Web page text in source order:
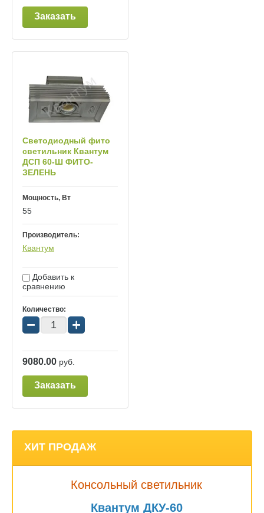
Заказать
Светодиодный фито
светильник Квантум
ДСП 60-Ш ФИТО-
ЗЕЛЕНЬ
Мощность, Вт
55
Производитель:
Квантум
Добавить к
сравнению
Количество:
− +
9080.00 руб.
Заказать
ХИТ ПРОДАЖ
Консольный светильник
Квантум ДКУ-60